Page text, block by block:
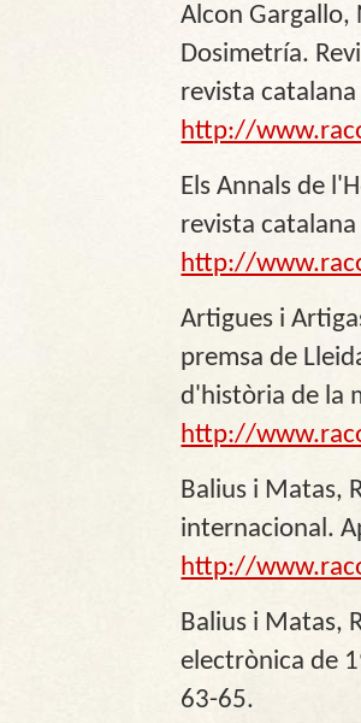
Alcon Gargallo,
Dosimetría.
revista
http://
Els Annals de
revista
http://
Artigues i
premsa de
d'història de la
http://
Balius i Matas,
internacional.
http://
Balius i Matas,
electrònica de
63-65.